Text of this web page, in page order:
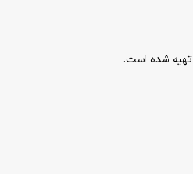
تهیه شده است.